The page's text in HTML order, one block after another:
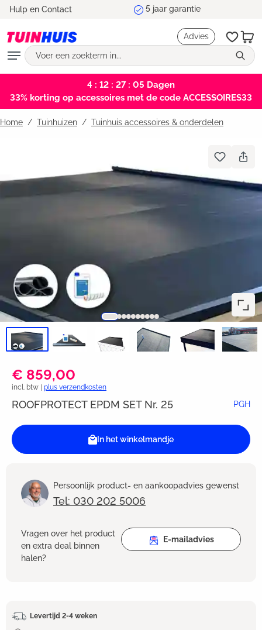
Hulp en Contact 5 jaar garantie
Advies
4 : 12 : 27 : 05 Dagen
33% korting op accessoires met de code ACCESSOIRES33
Home Tuinhuizen / Tuinhuis accessoires & onderdelen
€ 859,00
incl. btw | plus verzendkosten
ROOFPROTECT EPDM SET Nr. 25 PGH
In het winkelmandje
Persoonlijk product- en aankoopadvies gewenst
Tel: 030 202 5006
Vragen over het product
en extra deal binnen
halen?
E-mailadvies
Levertijd 2-4 weken